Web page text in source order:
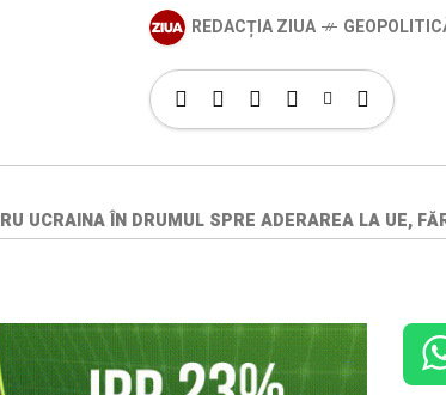
REDACȚIA ZIUA
UCRAINA ÎN DRUMUL SPRE ADERAREA LA UE,